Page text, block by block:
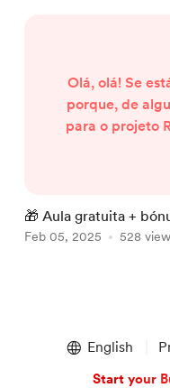
Olá, olá! Se
porque, de
para o projeto
fazer crescer
pessoas a
🎁 Aula gratuita +
Feb 05, 2025 528
English
Start your